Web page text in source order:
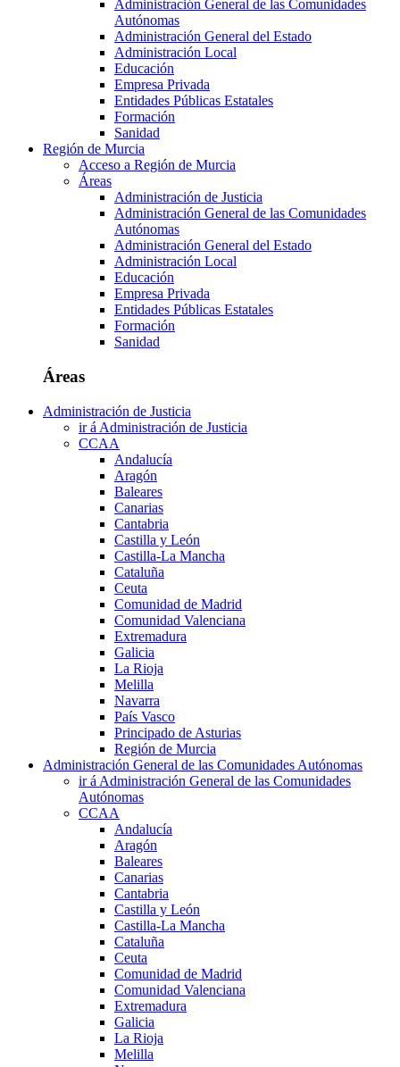
Administración General de las Comunidades
Autónomas
Administración General del Estado
Administración Local
Educación
Empresa Privada
Entidades Públicas Estatales
Formación
Sanidad
Región de Murcia
Acceso a Región de Murcia
Áreas
Administración de Justicia
Administración General de las Comunidades
Autónomas
Administración General del Estado
Administración Local
Educación
Empresa Privada
Entidades Públicas Estatales
Formación
Sanidad
Áreas
Administración de Justicia
ir á Administración de Justicia
CCAA
Andalucía
Aragón
Baleares
Canarias
Cantabria
Castilla y León
Castilla-La Mancha
Cataluña
Ceuta
Comunidad de Madrid
Comunidad Valenciana
Extremadura
Galicia
La Rioja
Melilla
Navarra
País Vasco
Principado de Asturias
Región de Murcia
Administración General de las Comunidades Autónomas
ir á Administración General de las Comunidades
Autónomas
CCAA
Andalucía
Aragón
Baleares
Canarias
Cantabria
Castilla y León
Castilla-La Mancha
Cataluña
Ceuta
Comunidad de Madrid
Comunidad Valenciana
Extremadura
Galicia
La Rioja
Melilla